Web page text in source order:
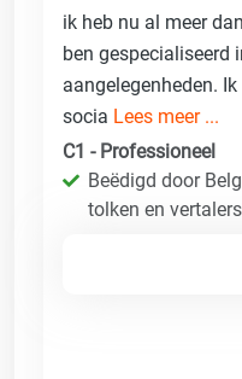
ik heb nu al meer
ben gespecialiseerd
aangelegenheden.
socia Lees meer ...
C1 - Professioneel
Beëdigd door
tolken en